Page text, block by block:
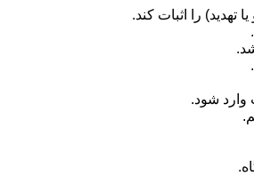
را اثبات کند.
وارد شود.